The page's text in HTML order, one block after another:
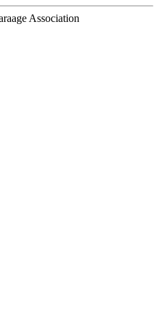
Association